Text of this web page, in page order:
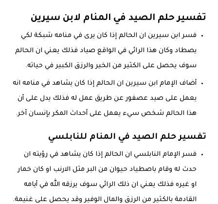
تفسير حلم الصيد في المنام لابن سيرين
فسر ابن سيرين ان الحالم إذا كان يرى في منامه شبكة لكي
يصطاد وكان هذا الرائي في الواقع صياد فذلك يعني ان الحالم
سوف يحصل على الكثير من الخير والرزق الكبير في حياته.
أضاف الإمام ابن سيرين ان الحالم إذا كان يشاهد في منامه انه
يعمل على صيد عصفور عن طريق عمل له فذلك يدل على أن
هذا الحالم شخص سيء يعمل على أحداث المكر بإنسان آخر.
تفسير حلم الصيد في المنام للنابلسي
فسر الإمام النابلسي ان الحالم إذا كان يشاهد في رؤيته ان
حدث له وقام باصطياد حيوان من البر مثل الارنب او كان خمار
او غيره فذلك يعني ان ذلك الرائي سوف يرزقه الله في أيامه
القادمة بالكثير من الرزق والمال الوفير وقد يحصل على غنيمة.